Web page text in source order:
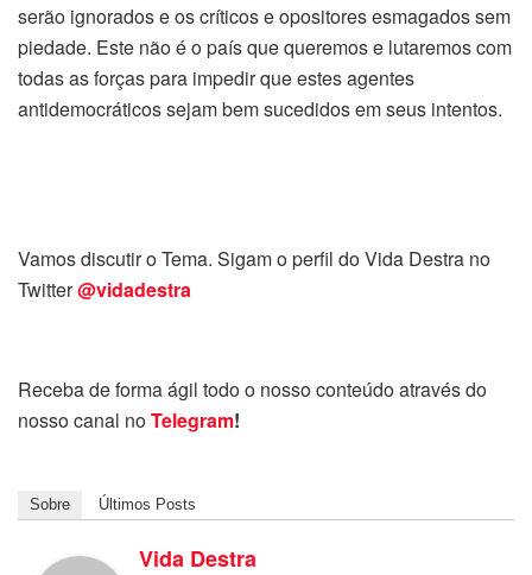
serão ignorados e os críticos e opositores esmagados sem
piedade. Este não é o país que queremos e lutaremos com
todas as forças para impedir que estes agentes
antidemocráticos sejam bem sucedidos em seus intentos.
Vamos discutir o Tema. Sigam o perfil do Vida Destra no
Twitter@vidadestra
Receba de forma ágil todo o nosso conteúdo através do
nosso canal noTelegram!
Sobre Últimos Posts
Vida Destra